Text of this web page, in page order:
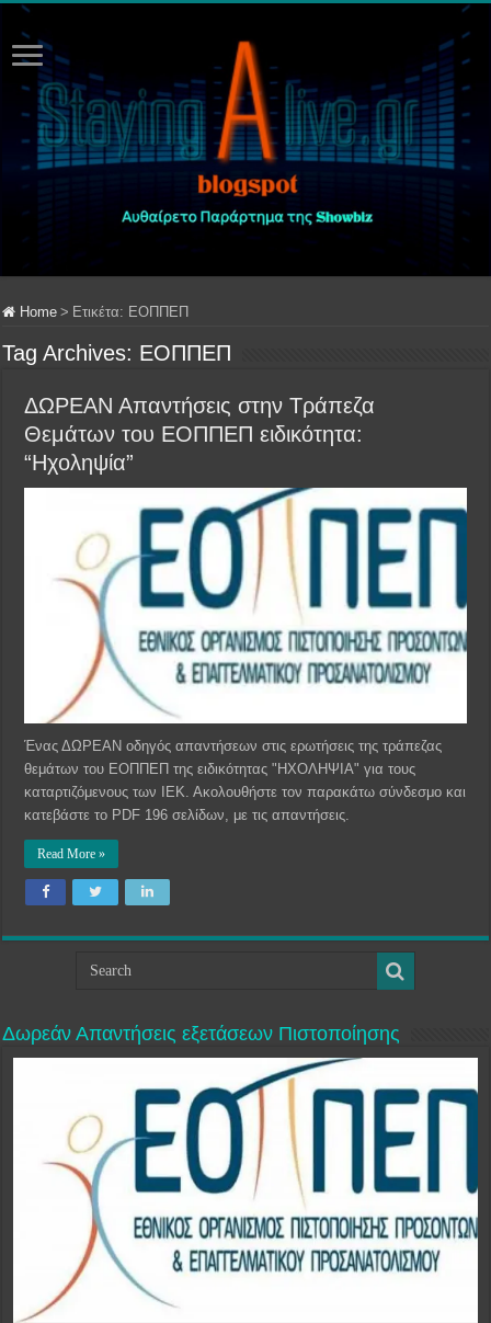
Home > Ετικέτα: ΕΟΠΠΕΠ
Tag Archives: ΕΟΠΠΕΠ
ΔΩΡΕΑΝ Απαντήσεις στην Τράπεζα
Θεμάτων του ΕΟΠΠΕΠ ειδικότητα:
“Ηχοληψία”
Ένας ΔΩΡΕΑΝ οδηγός απαντήσεων στις ερωτήσεις της τράπεζας
θεμάτων του ΕΟΠΠΕΠ της ειδικότητας "ΗΧΟΛΗΨΙΑ" για τους
καταρτιζόμενους των ΙΕΚ. Ακολουθήστε τον παρακάτω σύνδεσμο και
κατεβάστε το PDF 196 σελίδων, με τις απαντήσεις.
Read More »
Δωρεάν Απαντήσεις εξετάσεων Πιστοποίησης